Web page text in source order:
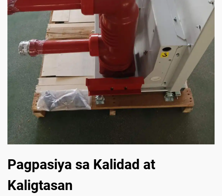
Pagpasiya sa Kalidad at
Kaligtasan